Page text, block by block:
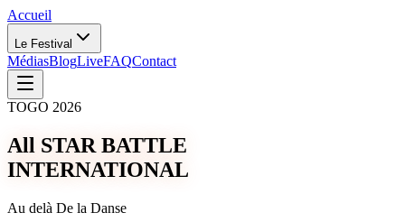
Accueil
Le Festival
MédiasBlogLiveFAQContact
TOGO 2026
All STAR BATTLE
INTERNATIONAL
Au delà De la Danse